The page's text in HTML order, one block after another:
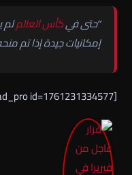
“حتى فيكأس العالملم
إمكانيات جيدة إذا تم
[inline_ad_pro id=1761231334577]